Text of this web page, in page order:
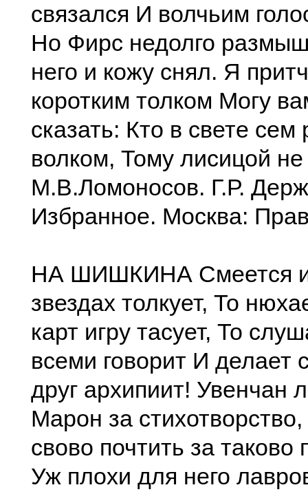
связался И волчьим
Но Фирс недолго
него и кожу снял. Я
коротким толком Могу
сказать: Кто в свете сем
волком, Тому лисицой
М.В.Ломоносов. Г.Р.
Избранное. Москва:
НА ШИШКИНА Смеется и
звездах толкует, То
карт игру тасует, То
всеми говорит И делает
друг архипиит! Увенчан
Марон за
свово почтить за таково
Уж плохи для него